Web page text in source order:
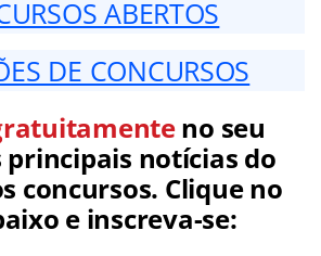
ABERTOS
DE CONCURSOS
no seu
principais notícias do
concursos. Clique no
e inscreva-se: